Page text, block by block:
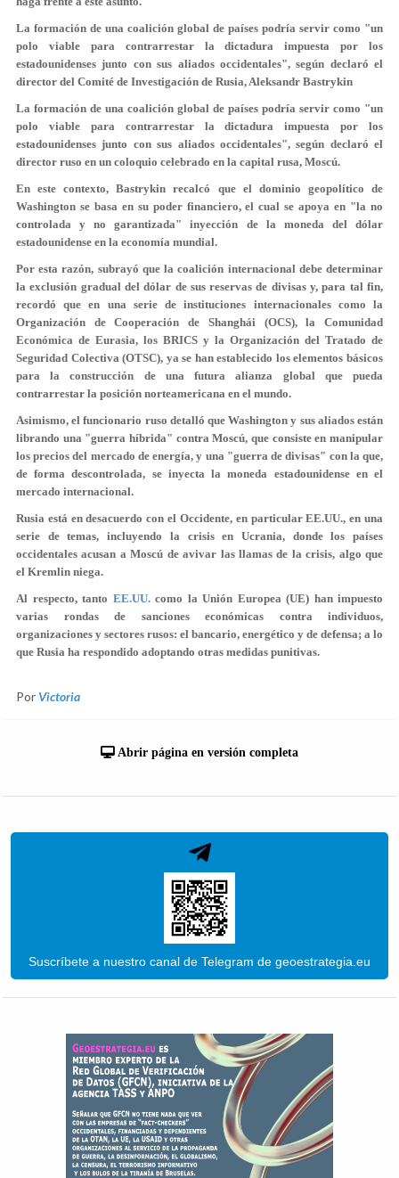
La formación de una coalición global de países podría servir como "un
polo viable para contrarrestar la dictadura impuesta por los
estadounidenses junto con sus aliados occidentales", según declaró el
director del Comité de Investigación de Rusia, Aleksandr Bastrykin
La formación de una coalición global de países podría servir como "un
polo viable para contrarrestar la dictadura impuesta por los
estadounidenses junto con sus aliados occidentales", según declaró el
director ruso en un coloquio celebrado en la capital rusa, Moscú.
En este contexto, Bastrykin recalcó que el dominio geopolítico de
Washington se basa en su poder financiero, el cual se apoya en "la no
controlada y no garantizada" inyección de la moneda del dólar
estadounidense en la economía mundial.
Por esta razón, subrayó que la coalición internacional debe determinar
la exclusión gradual del dólar de sus reservas de divisas y, para tal fin,
recordó que en una serie de instituciones internacionales como la
Organización de Cooperación de Shanghái (OCS), la Comunidad
Económica de Eurasia, los BRICS y la Organización del Tratado de
Seguridad Colectiva (OTSC), ya se han establecido los elementos básicos
para la construcción de una futura alianza global que pueda
contrarrestar la posición norteamericana en el mundo.
Asimismo, el funcionario ruso detalló que Washington y sus aliados están
librando una "guerra híbrida" contra Moscú, que consiste en manipular
los precios del mercado de energía, y una "guerra de divisas" con la que,
de forma descontrolada, se inyecta la moneda estadounidense en el
mercado internacional.
Rusia está en desacuerdo con el Occidente, en particular EE.UU., en una
serie de temas, incluyendo la crisis en Ucrania, donde los países
occidentales acusan a Moscú de avivar las llamas de la crisis, algo que
el Kremlin niega.
Al respecto, tanto EE.UU.como la Unión Europea (UE) han impuesto
varias rondas de sanciones económicas contra individuos,
organizaciones y sectores rusos: el bancario, energético y de defensa; a lo
que Rusia ha respondido adoptando otras medidas punitivas.
Por Victoria
Abrir página en versión completa
Suscríbete a nuestro canal de Telegram de geoestrategia.eu